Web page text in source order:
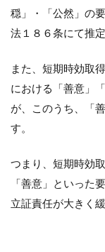
穏」・「公然」の
法１８６条にて推
また、短期時効取
における「善意」
が、このうち、「
す。
つまり、短期時効
「善意」といった
立証責任が大きく